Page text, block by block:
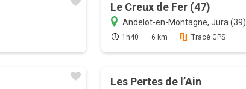
Le Creux de Fer (47)
Andelot-en-Montagne, Jura (39)
1h40 6 km Tracé GPS
Les Pertes de l’Ain